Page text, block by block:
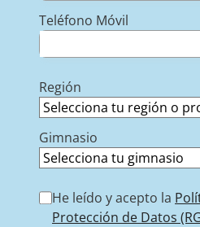
Teléfono Móvil
Región
Gimnasio
He leído y acepto la
Protección de Datos